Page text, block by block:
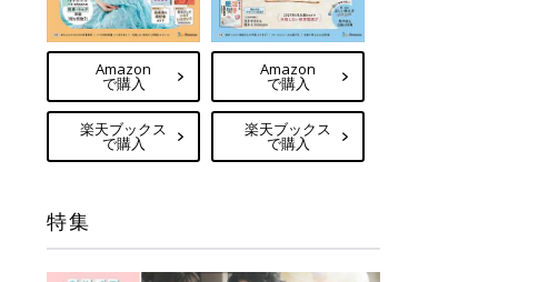
Amazon
で購入
楽天ブックス
で購入
Amazon
で購入
楽天ブックス
で購入
特集